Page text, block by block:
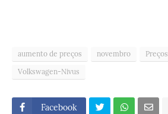
aumento de preços novembro
Volkswagen-Nivus
Facebook